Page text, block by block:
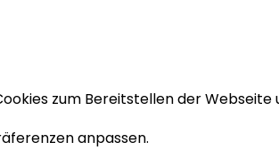
zum Bereitstellen der Webseite
anpassen.